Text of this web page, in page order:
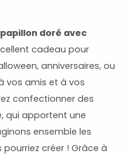
doré avec
cadeau pour
anniversaires, ou
vos amis et à vos
confectionner des
qui apportent une
ensemble les
créer ! Grâce à